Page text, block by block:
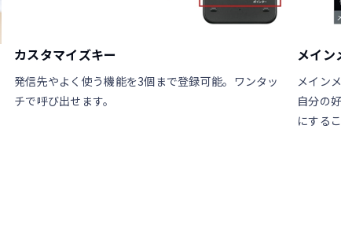
カスタマイズキー
発信先やよく使う機能を3個まで登録可能。ワンタッ
チで呼び出せます。
メイン
メイン
自分の
にする